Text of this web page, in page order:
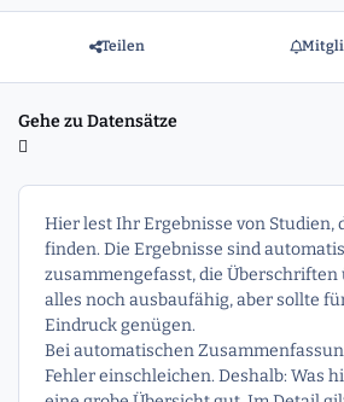
Teilen
Gehe zu Datensätze
Hier lest Ihr Ergebnisse von Studien,
finden. Die Ergebnisse sind
zusammengefasst, die Überschriften
alles noch ausbaufähig, aber sollte
Eindruck genügen.
Bei automatischen
Fehler einschleichen. Deshalb: Was